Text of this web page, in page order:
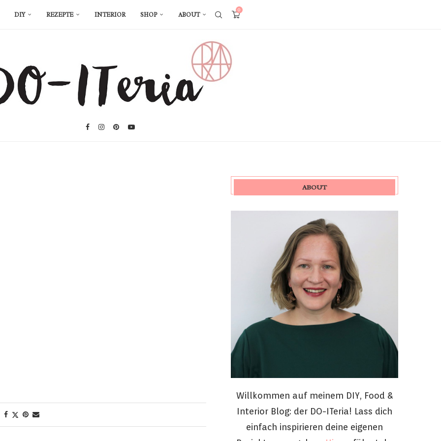
DIY REZEPTE INTERIOR SHOP ABOUT
0
ABOUT
Willkommen auf meinem DIY, Food &
Interior Blog: der DO-ITeria! Lass dich
einfach inspirieren deine eigenen